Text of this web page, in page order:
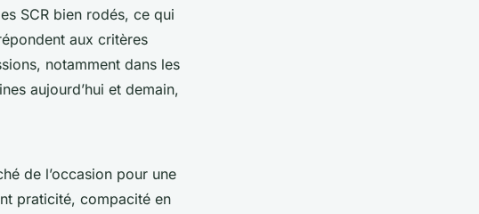
SCR bien rodés, ce qui
aux critères
notamment dans les
aujourd’hui et demain,
de l’occasion pour une
praticité, compacité en